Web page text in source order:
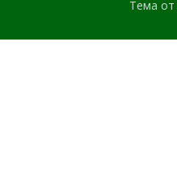
Тема от